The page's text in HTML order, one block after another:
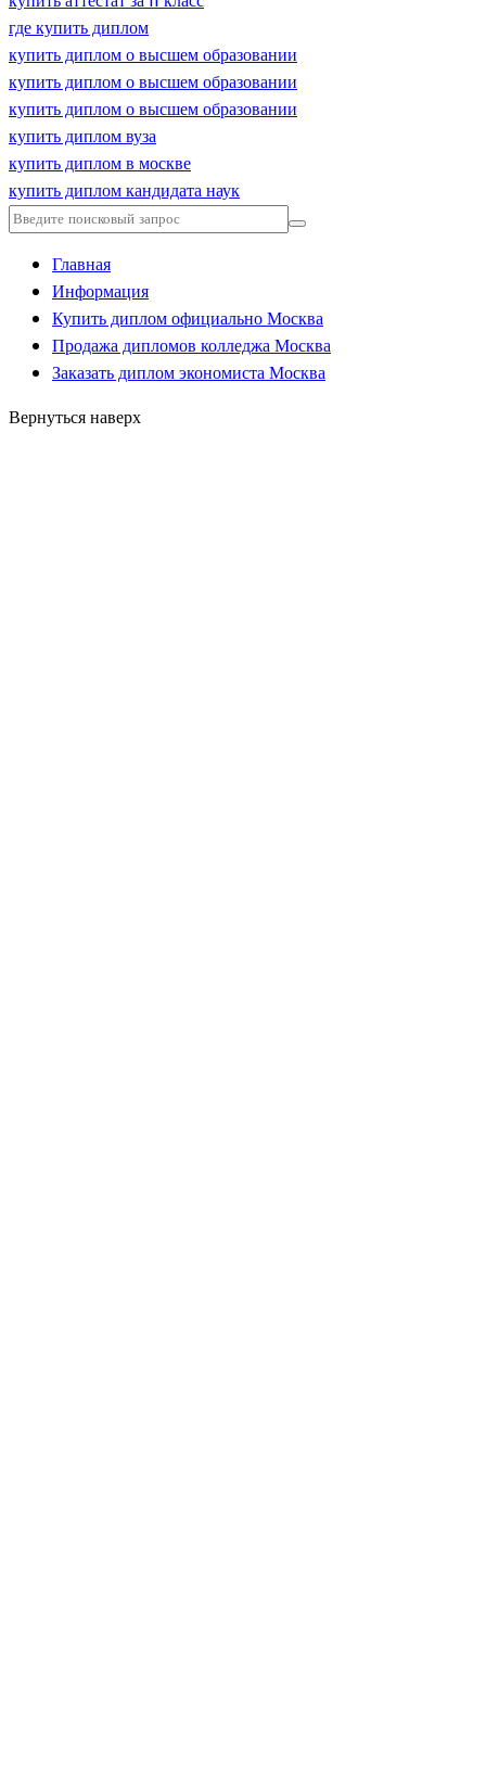
где купить диплом
купить диплом о высшем образовании
купить диплом о высшем образовании
купить диплом о высшем образовании
купить диплом вуза
купить диплом в москве
купить диплом кандидата наук
Главная
Информация
Купить диплом официально Москва
Продажа дипломов колледжа Москва
Заказать диплом экономиста Москва
Вернуться наверх